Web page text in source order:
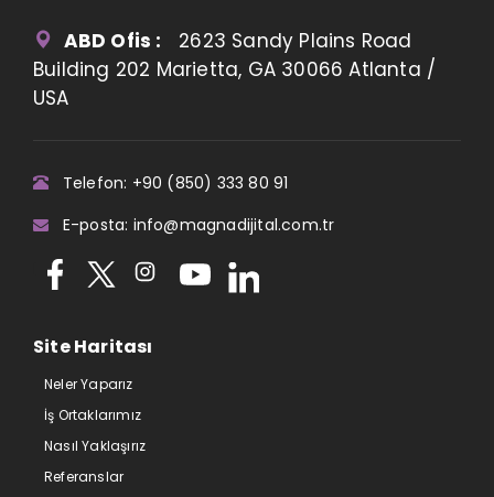
ABD Ofis : 2623 Sandy Plains Road
Building 202 Marietta, GA 30066 Atlanta /
USA
Telefon: +90 (850) 333 80 91
E-posta: info@magnadijital.com.tr
Site Haritası
Neler Yaparız
İş Ortaklarımız
Nasıl Yaklaşırız
Referanslar